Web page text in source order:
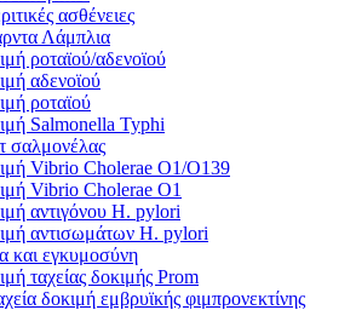
ασθένειες
Λάμπλια
ροταϊού/αδενοϊού
αδενοϊού
ροταϊού
Salmonella Typhi
σαλμονέλας
Vibrio Cholerae O1/O139
Vibrio Cholerae O1
αντιγόνου H. pylori
αντισωμάτων H. pylori
και εγκυμοσύνη
ταχείας δοκιμής Prom
δοκιμή εμβρυϊκής φιμπρονεκτίνης